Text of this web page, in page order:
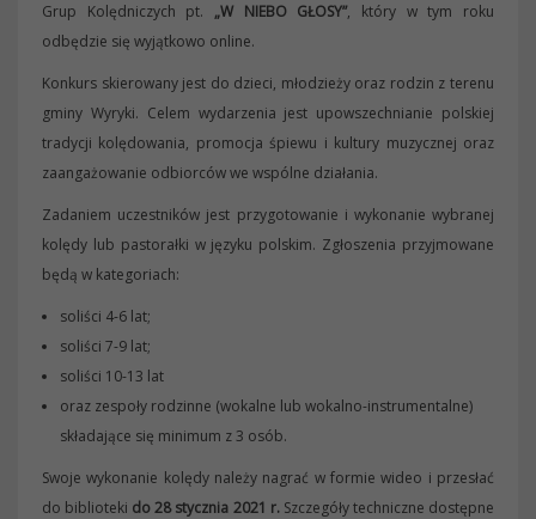
Grup Kolędniczych pt. „W NIEBO GŁOSY”, który w tym roku
odbędzie się wyjątkowo online.
Konkurs skierowany jest do dzieci, młodzieży oraz rodzin z terenu
gminy Wyryki. Celem wydarzenia jest upowszechnianie polskiej
tradycji kolędowania, promocja śpiewu i kultury muzycznej oraz
zaangażowanie odbiorców we wspólne działania.
Zadaniem uczestników jest przygotowanie i wykonanie wybranej
kolędy lub pastorałki w języku polskim. Zgłoszenia przyjmowane
będą w kategoriach:
soliści 4-6 lat;
soliści 7-9 lat;
soliści 10-13 lat
oraz zespoły rodzinne (wokalne lub wokalno-instrumentalne)
składające się minimum z 3 osób.
Swoje wykonanie kolędy należy nagrać w formie wideo i przesłać
do biblioteki do 28 stycznia 2021 r. Szczegóły techniczne dostępne